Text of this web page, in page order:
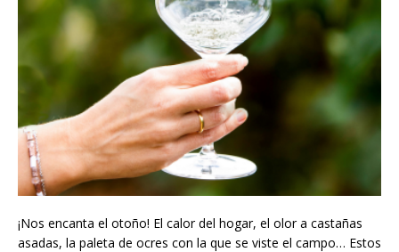
¡Nos encanta el otoño! El calor del hogar, el olor a castañas
asadas, la paleta de ocres con la que se viste el campo… Estos